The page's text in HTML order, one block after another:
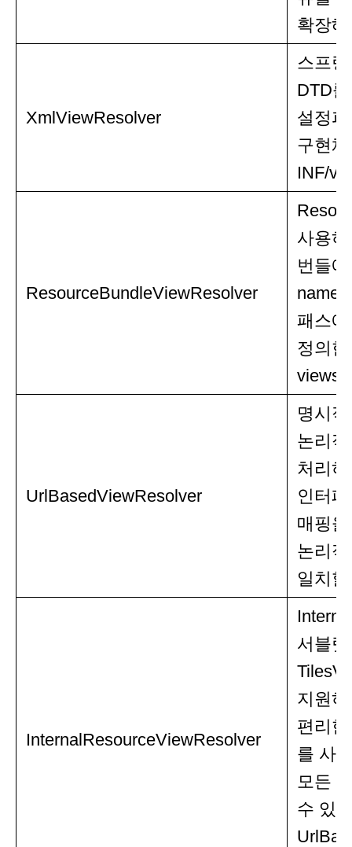
확장
XmlViewResolver
스프
DTD
설정
구현
INF/
ResourceBundleViewResolver
사용
번들
name)
패스
정의
UrlBasedViewResolver
명시
논리
처리
인터
매핑
논리
일치
InternalResourceViewResolver
서블
지원
편리
를 사
모든
수 있